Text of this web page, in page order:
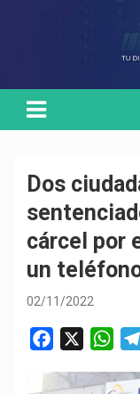
Dos
cárcel por
un
02/11/2022
W
a